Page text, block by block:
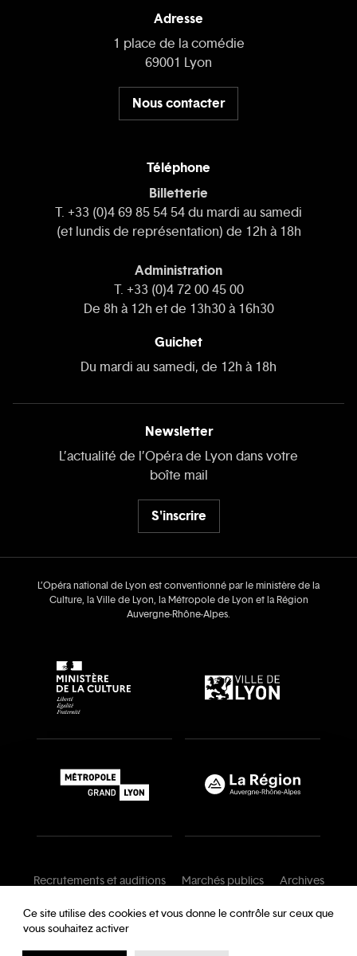
Adresse
1 place de la comédie
69001 Lyon
Nous contacter
Téléphone
Billetterie
T. +33 (0)4 69 85 54 54 du mardi au samedi
(et lundis de représentation) de 12h à 18h
Administration
T. +33 (0)4 72 00 45 00
De 8h à 12h et de 13h30 à 16h30
Guichet
Du mardi au samedi, de 12h à 18h
Newsletter
L’actualité de l’Opéra de Lyon dans votre
boîte mail
S'inscrire
L’Opéra national de Lyon est conventionné par le ministère de la
Culture, la Ville de Lyon, la Métropole de Lyon et la Région
Auvergne‑Rhône‑Alpes.
Recrutements et auditions Marchés publics
Archives
Mentions légales
Conditions générales
Charte de modération
Ce site utilise des cookies et vous donne le contrôle sur ceux que
vous souhaitez activer